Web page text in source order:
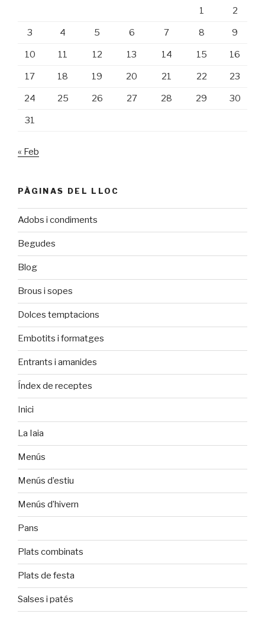
1 2
3 4 5 6 7 8 9
10 11 12 13 14 15 16
17 18 19 20 21 22 23
24 25 26 27 28 29 30
31
« Feb
PÀGINAS DEL LLOC
Adobs i condiments
Begudes
Blog
Brous i sopes
Dolces temptacions
Embotits i formatges
Entrants i amanides
Índex de receptes
Inici
La Iaia
Menús
Menús d’estiu
Menús d’hivern
Pans
Plats combinats
Plats de festa
Salses i patés